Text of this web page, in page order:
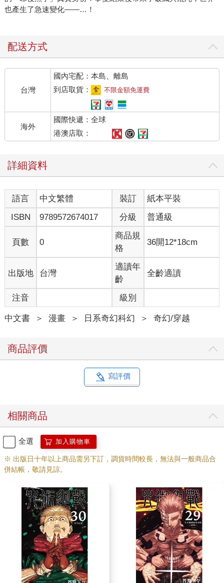
也產生了急速變化——…！
配送方式
台灣
國內宅配：本島、離島
到店取貨：
不限金額免運費
海外
國際快遞：全球
港澳店取：
詳細資料
語言 中文繁體 裝訂
紙本平裝
ISBN
9789572674017 分級 普通級
頁數 0
商品規
格
36開12*18cm
出版地 台灣
適讀年
齡
全齡適讀
注音 級別
中文書 ＞ 漫畫 ＞ 日系奇幻科幻 ＞ 奇幻/穿越
商品評價
寫評價
相關商品
全選 加入購物車
※ 出版日十年以上商品需另下訂，調貨時間較長，無法與一般商品合
併結帳，敬請見諒。